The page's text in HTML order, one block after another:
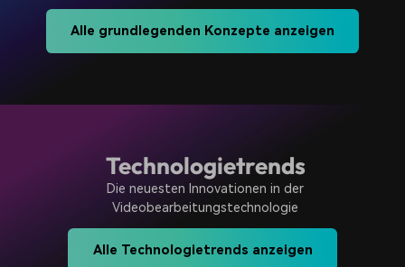
Alle grundlegenden Konzepte anzeigen
Technologietrends
Die neuesten Innovationen in der
Videobearbeitungstechnologie
Alle Technologietrends anzeigen